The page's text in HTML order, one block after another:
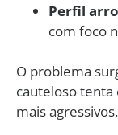
Perfil
com foco
O problema
cauteloso
mais agressivos.